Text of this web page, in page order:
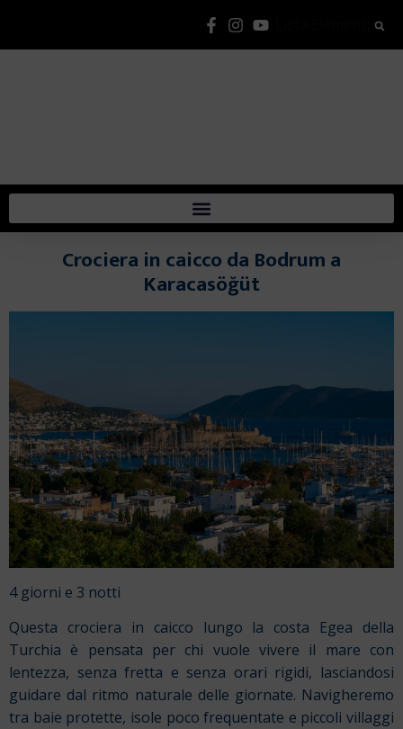
Crociera in caicco da Bodrum a
Karacasöğüt
4 giorni e 3 notti
Questa crociera in caicco lungo la costa Egea della
Turchia è pensata per chi vuole vivere il mare con
lentezza, senza fretta e senza orari rigidi, lasciandosi
guidare dal ritmo naturale delle giornate. Navigheremo
tra baie protette, isole poco frequentate e piccoli villaggi